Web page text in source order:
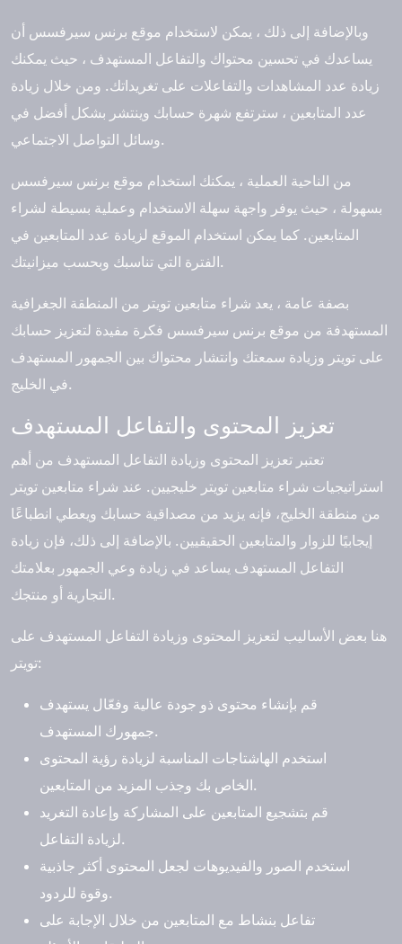
وبالإضافة إلى ذلك ، يمكن لاستخدام موقع برنس سيرفسس أن
يساعدك في تحسين محتواك والتفاعل المستهدف ، حيث يمكنك
زيادة عدد المشاهدات والتفاعلات على تغريداتك. ومن خلال زيادة
عدد المتابعين ، سترتفع شهرة حسابك وينتشر بشكل أفضل في
وسائل التواصل الاجتماعي.
من الناحية العملية ، يمكنك استخدام موقع برنس سيرفسس
بسهولة ، حيث يوفر واجهة سهلة الاستخدام وعملية بسيطة لشراء
المتابعين. كما يمكن استخدام الموقع لزيادة عدد المتابعين في
الفترة التي تناسبك وبحسب ميزانيتك.
بصفة عامة ، يعد شراء متابعين تويتر من المنطقة الجغرافية
المستهدفة من موقع برنس سيرفسس فكرة مفيدة لتعزيز حسابك
على تويتر وزيادة سمعتك وانتشار محتواك بين الجمهور المستهدف
في الخليج.
تعزيز المحتوى والتفاعل المستهدف
تعتبر تعزيز المحتوى وزيادة التفاعل المستهدف من أهم
استراتيجيات شراء متابعين تويتر خليجيين. عند شراء متابعين تويتر
من منطقة الخليج، فإنه يزيد من مصداقية حسابك ويعطي انطباعًا
إيجابيًا للزوار والمتابعين الحقيقيين. بالإضافة إلى ذلك، فإن زيادة
التفاعل المستهدف يساعد في زيادة وعي الجمهور بعلامتك
التجارية أو منتجك.
هنا بعض الأساليب لتعزيز المحتوى وزيادة التفاعل المستهدف على
تويتر:
قم بإنشاء محتوى ذو جودة عالية وفعّال يستهدف
جمهورك المستهدف.
استخدم الهاشتاجات المناسبة لزيادة رؤية المحتوى
الخاص بك وجذب المزيد من المتابعين.
قم بتشجيع المتابعين على المشاركة وإعادة التغريد
لزيادة التفاعل.
استخدم الصور والفيديوهات لجعل المحتوى أكثر جاذبية
وقوة للردود.
تفاعل بنشاط مع المتابعين من خلال الإجابة على